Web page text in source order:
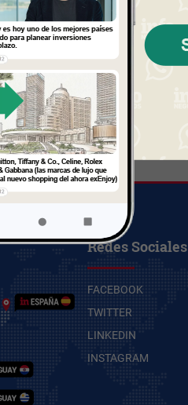
Redes Sociales
FACEBOOK
TWITTER
LINKEDIN
INSTAGRAM